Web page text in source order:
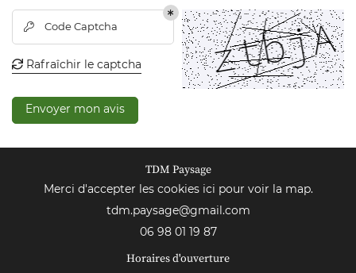
 Code Captcha
 Rafraîchir le captcha
Envoyer mon avis
TDM Paysage
Merci d'accepter les cookies ici pour voir la map.
06 98 01 19 87
Horaires d'ouverture